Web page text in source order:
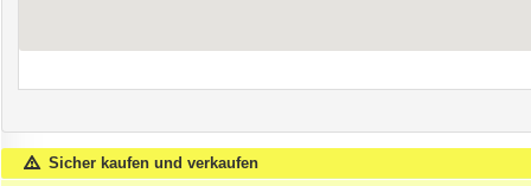
Sicher kaufen und verkaufen